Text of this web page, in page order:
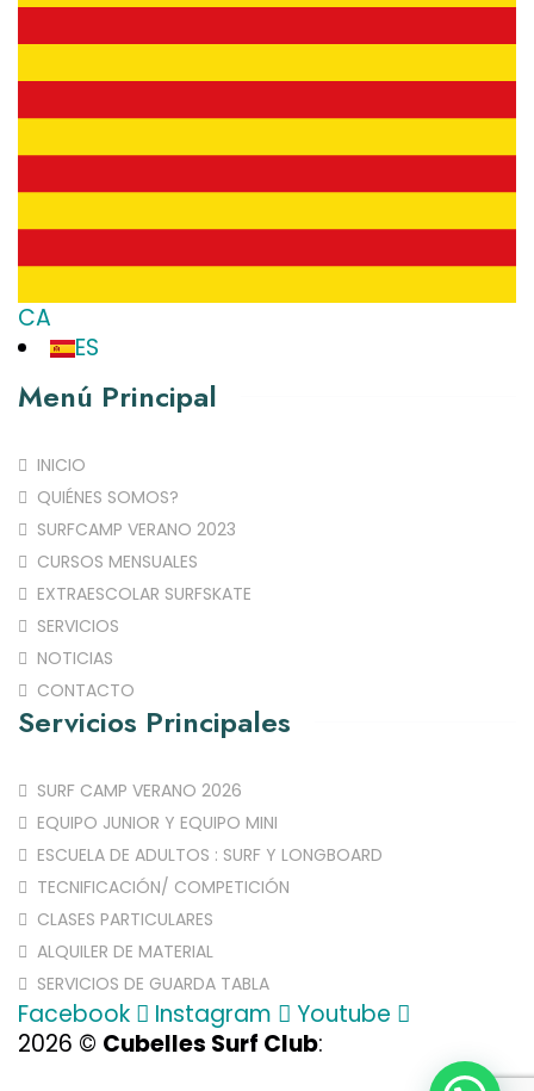
CA
ES
Menú Principal
INICIO
QUIÉNES SOMOS?
SURFCAMP VERANO 2023
CURSOS MENSUALES
EXTRAESCOLAR SURFSKATE
SERVICIOS
NOTICIAS
CONTACTO
Servicios Principales
SURF CAMP VERANO 2026
EQUIPO JUNIOR Y EQUIPO MINI
ESCUELA DE ADULTOS : SURF Y LONGBOARD
TECNIFICACIÓN/ COMPETICIÓN
CLASES PARTICULARES
ALQUILER DE MATERIAL
SERVICIOS DE GUARDA TABLA
Facebook Instagram
Youtube
2026 © Cubelles Surf Club:
Ley de Cookies–